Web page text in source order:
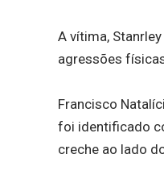
A vítima,
agressões
Francisco
foi identificado
creche ao lado